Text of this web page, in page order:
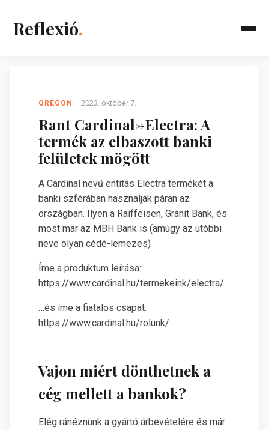
Reflexió.
OREGON 2023. október 7.
Rant Cardinal->Electra: A
termék az elbaszott banki
felületek mögött
A Cardinal nevű entitás Electra termékét a
banki szférában használják páran az
országban. Ilyen a Raiffeisen, Gránit Bank, és
most már az MBH Bank is (amúgy az utóbbi
neve olyan cédé-lemezes)
Íme a produktum leírása:
https://www.cardinal.hu/termekeink/electra/
…és íme a fiatalos csapat:
https://www.cardinal.hu/rolunk/
Vajon miért dönthetnek a
cég mellett a bankok?
Elég ránéznünk a gyártó árbevételére és már